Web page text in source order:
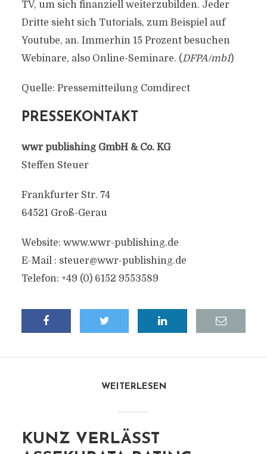
TV, um sich finanziell weiterzubilden. Jeder
Dritte sieht sich Tutorials, zum Beispiel auf
Youtube, an. Immerhin 15 Prozent besuchen
Webinare, also Online-Seminare. (DFPA/mb1)
Quelle: Pressemitteilung Comdirect
PRESSEKONTAKT
wwr publishing GmbH & Co. KG
Steffen Steuer
Frankfurter Str. 74
64521 Groß-Gerau
Website: www.wwr-publishing.de
E-Mail : steuer@wwr-publishing.de
Telefon: +49 (0) 6152 9553589
WEITERLESEN
KUNZ VERLÄSST